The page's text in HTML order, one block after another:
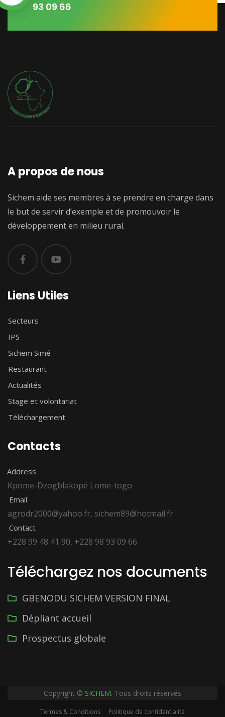
93 09 66
A propos de nous
Sichem aide ses membres à se prendre en charge dans
le but de servir d’exemple et de promouvoir le
développement en milieu rural.
Liens Utiles
Secteurs
IPS
Sichem Simé
Restaurant
Actualités
Stage et volontariat
Téléchargement
Contacts
Address
Kpome-Dzogblakopé Lome-togo
Email
agrodr2000@yahoo.fr, sichem89@hotmail.fr
Contact
+228 99 48 41 90, +228 98 93 09 66
Téléchargez nos documents
GBENODU SICHEM VERSION FINAL
Dépliant accueil
Prospectus globale
Copyright © SICHEM. Tous droits réservés
Termes & Conditions Politique de confidentialité